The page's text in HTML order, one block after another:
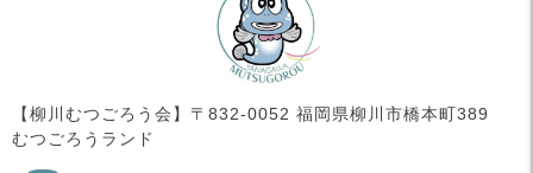
【柳川むつごろう会】〒832-0052 福岡県柳川市橋本町389
むつごろうランド